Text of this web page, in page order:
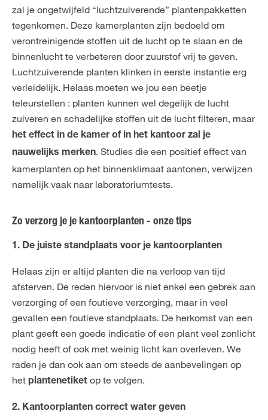
zal je ongetwijfeld “luchtzuiverende” plantenpakketten
tegenkomen. Deze kamerplanten zijn bedoeld om
verontreinigende stoffen uit de lucht op te slaan en de
binnenlucht te verbeteren door zuurstof vrij te geven.
Luchtzuiverende planten klinken in eerste instantie erg
verleidelijk. Helaas moeten we jou een beetje
teleurstellen : planten kunnen wel degelijk de lucht
zuiveren en schadelijke stoffen uit de lucht filteren, maar
het effect in de kamer of in het kantoor zal je
nauwelijks merken. Studies die een positief effect van
kamerplanten op het binnenklimaat aantonen, verwijzen
namelijk vaak naar laboratoriumtests.
Zo verzorg je je kantoorplanten - onze tips
1. De juiste standplaats voor je kantoorplanten
Helaas zijn er altijd planten die na verloop van tijd
afsterven. De reden hiervoor is niet enkel een gebrek aan
verzorging of een foutieve verzorging, maar in veel
gevallen een foutieve standplaats. De herkomst van een
plant geeft een goede indicatie of een plant veel zonlicht
nodig heeft of ook met weinig licht kan overleven. We
raden je dan ook aan om steeds de aanbevelingen op
het plantenetiket op te volgen.
2. Kantoorplanten correct water geven